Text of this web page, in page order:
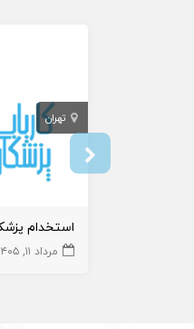
تهران
مرداد ۱۱, ۱۴۰۵